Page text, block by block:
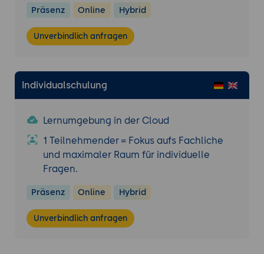
Präsenz Online Hybrid
Unverbindlich anfragen
Individualschulung
Lernumgebung in der Cloud
1 Teilnehmender = Fokus aufs Fachliche
und maximaler Raum für individuelle
Fragen.
Präsenz Online Hybrid
Unverbindlich anfragen